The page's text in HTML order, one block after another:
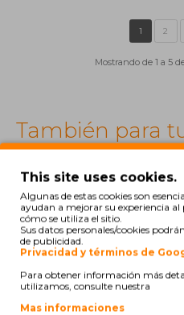
Mostrando de 1 a 5
También para
This site uses cookies.
Algunas de estas cookies son
ayudan a mejorar su experiencia
cómo se utiliza el sitio.
Sus datos personales/cookies
de publicidad.
Privacidad y términos de
Para obtener información más
utilizamos, consulte nuestra
Mas informaciones